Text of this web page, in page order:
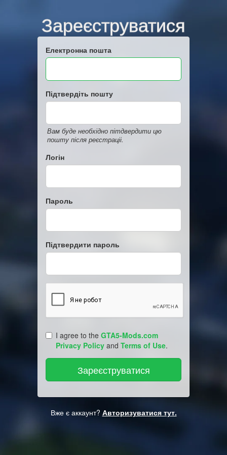
Зареєструватися
Електронна пошта
Підтвердіть пошту
Вам буде необхідно пітдвердити цю
пошту після реєстраціі.
Логін
Пароль
Підтвердити пароль
I agree to the GTA5-Mods.com
Privacy Policy and Terms of Use.
Вже є аккаунт? Авторизуватися тут.